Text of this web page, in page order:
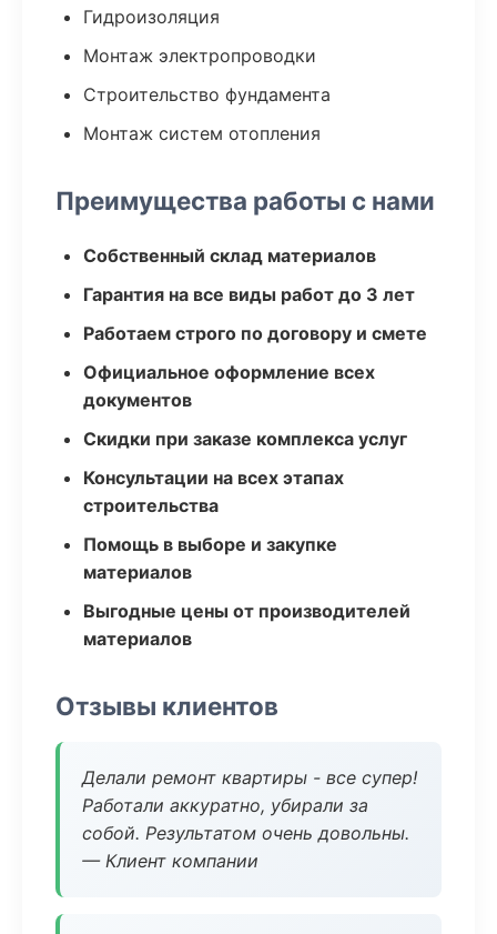
Гидроизоляция
Монтаж электропроводки
Строительство фундамента
Монтаж систем отопления
Преимущества работы с нами
Собственный склад материалов
Гарантия на все виды работ до 3 лет
Работаем строго по договору и смете
Официальное оформление всех
документов
Скидки при заказе комплекса услуг
Консультации на всех этапах
строительства
Помощь в выборе и закупке
материалов
Выгодные цены от производителей
материалов
Отзывы клиентов
Делали ремонт квартиры - все супер!
Работали аккуратно, убирали за
собой. Результатом очень довольны.
— Клиент компании